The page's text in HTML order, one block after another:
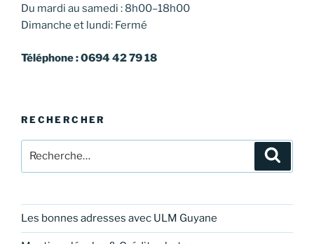
Du mardi au samedi : 8h00–18h00
Dimanche et lundi: Fermé
Téléphone : 0694 42 79 18
RECHERCHER
pour
Les bonnes adresses avec ULM Guyane